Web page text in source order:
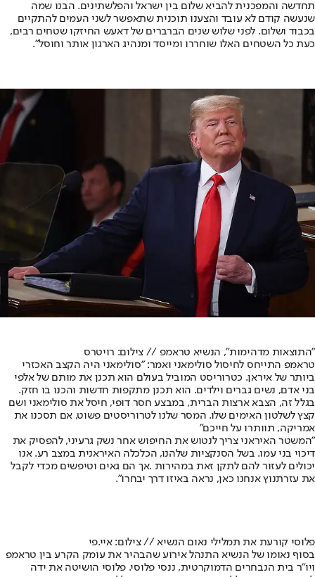
תחדשה והמפכנית להביא שלום בין ישראל והפלשתינים. הבנו שמה
שנעשה קודם לא עובד והצענו תוכנית שתאפשר לשני העמים להתקיים
בכבוד ושלום. לפני שלוש שנים הברברים של דאעש החיזקו שטחים רבים,
כעת כל השטחים האלו שוחררו ומייסד ומנהיג הארגון אותר וחוסל".
"התוצאות מדהימות", הנשיא טראמפ // צילום: רויטרס
טראמפ התייחס לחיסול סולימאני ואמר: "סולימאני היה הקצב האכזרי
ביותר של איראן. כטרוריסט המוביל בעולם הוא תכנן את מותם של אלפי
בני אדם, נשים גברים וילדים. הוא תכנן מתקפות חדשות והכנו בו חזק.
בגלל זה, הצבא ארצות הברית, במבצע חסר דופי, חיסל את סולימאני ושם
קצץ לשלטון האימים שלו. המסר שלנו לטרוריסטים פשוט, אם תסכנו את
אמריקה, תוותרו על חייכם"
"המשטר האיראני צריך לנטוש את החיפוש אחר נשק גרעיני, להפסיק את
דיכוי בני עמו. בשל הסנקציות שלהנו, הכלכלה האיראנית במצב רע. אנו
יכולים לעזור להם לתקן זאת במהירות .אך הם גאים וטיפשים מכדי לקבל
את עזרתנוץ אנחנו כאן, נראה באיזו דרך יבחרו".
פלוסי קורעת את תמלילי נאום הנשיא // צילום: איי.פי
בסוף נאומו של הנשיא התנהל אירוע שהבהיר את עומק הקרע בין טראמפ
ויו"ר בית הנבחרים הדמוקרטית, ננסי פלוסי. פלוסי הושיטה את ידה